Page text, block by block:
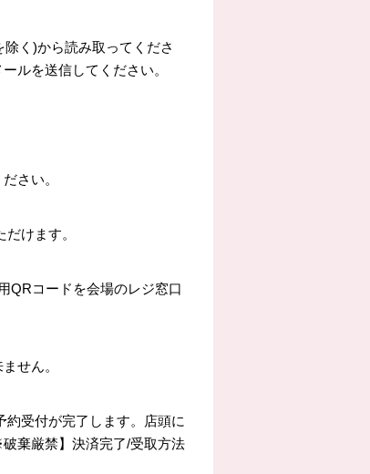
く)から読み取ってくださ
ルを送信してください。
さい。
けます。
QRコードを会場のレジ窓口
せん。
受付が完了します。店頭に
棄厳禁】決済完了/受取方法